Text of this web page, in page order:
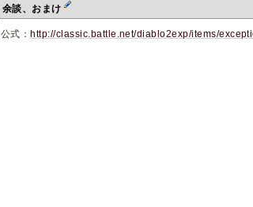
余談、おまけ
公式： http://classic.battle.net/diablo2exp/items/